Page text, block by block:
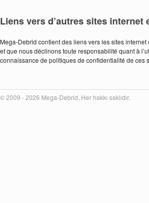
Liens vers d’autres sites internet
Mega-Debrid contient des liens vers les sites
et que nous déclinons toute responsabilité quant à
connaissance de politiques de confidentialité de ces
© 2009 - 2026 Mega-Debrid, Her hakkı saklıdır.